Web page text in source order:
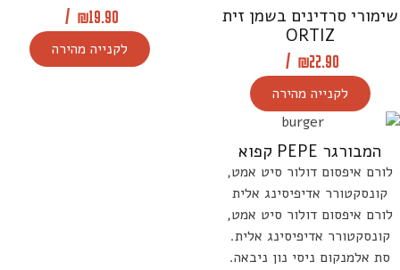
שימורי סרדינים בשמן זית
ORTIZ
₪22.90
/
לקנייה מהירה
₪19.90
/
לקנייה מהירה
המבורגר PEPE קפוא
לורם איפסום דולור סיט אמט,
קונסקטורר אדיפיסינג אלית
לורם איפסום דולור סיט אמט,
קונסקטורר אדיפיסינג אלית.
סת אלמנקום ניסי נון ניבאה.